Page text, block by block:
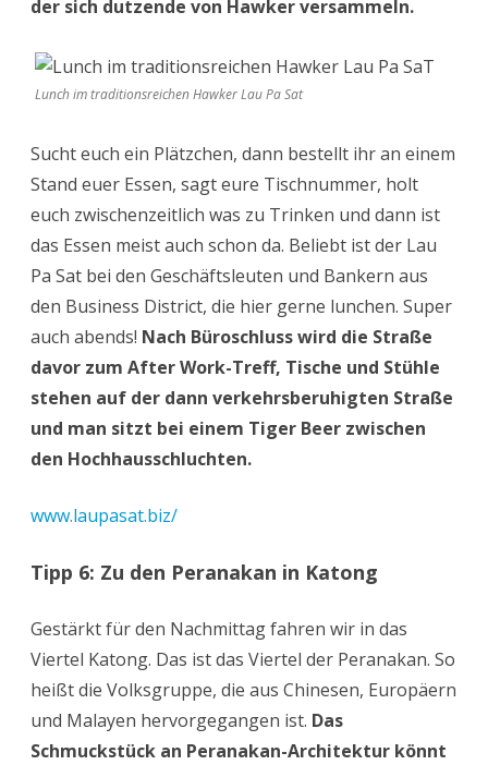
der sich dutzende von Hawker versammeln.
Lunch im traditionsreichen Hawker Lau Pa Sat
Sucht euch ein Plätzchen, dann bestellt ihr an einem
Stand euer Essen, sagt eure Tischnummer, holt
euch zwischenzeitlich was zu Trinken und dann ist
das Essen meist auch schon da. Beliebt ist der Lau
Pa Sat bei den Geschäftsleuten und Bankern aus
den Business District, die hier gerne lunchen. Super
auch abends! Nach Büroschluss wird die Straße
davor zum After Work-Treff, Tische und Stühle
stehen auf der dann verkehrsberuhigten Straße
und man sitzt bei einem Tiger Beer zwischen
den Hochhausschluchten.
www.laupasat.biz/
Tipp 6: Zu den Peranakan in Katong
Gestärkt für den Nachmittag fahren wir in das
Viertel Katong. Das ist das Viertel der Peranakan. So
heißt die Volksgruppe, die aus Chinesen, Europäern
und Malayen hervorgegangen ist. Das
Schmuckstück an Peranakan-Architektur könnt